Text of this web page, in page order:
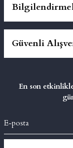
Güvenli
En son